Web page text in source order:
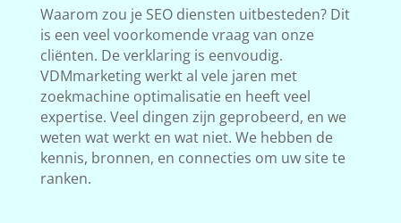
Waarom zou je SEO diensten uitbesteden? Dit
is een veel voorkomende vraag van onze
cliënten. De verklaring is eenvoudig.
VDMmarketing werkt al vele jaren met
zoekmachine optimalisatie en heeft veel
expertise. Veel dingen zijn geprobeerd, en we
weten wat werkt en wat niet. We hebben de
kennis, bronnen, en connecties om uw site te
ranken.